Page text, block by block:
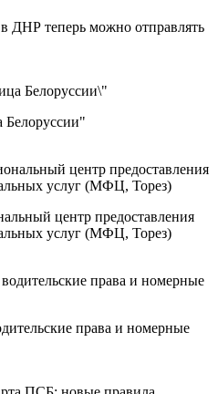
теперь можно отправлять
центр предоставления
услуг (МФЦ, Торез)
права и номерные